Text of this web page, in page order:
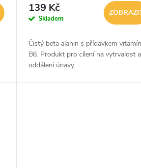
139 Kč
Skladem
Čistý beta alanin s přídavkem
B6. Produkt pro cílení na vytrvalost a
oddálení únavy.